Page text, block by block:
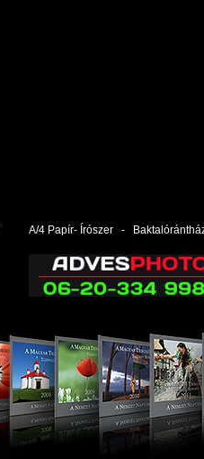
A/4 Papír- Írószer -